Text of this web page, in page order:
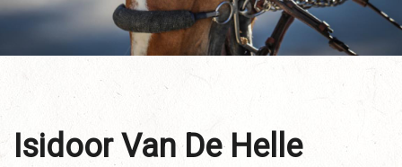
Isidoor Van De Helle